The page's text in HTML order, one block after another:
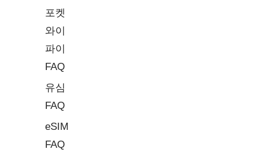
포켓
와이
파이
FAQ
유심
FAQ
eSIM
FAQ